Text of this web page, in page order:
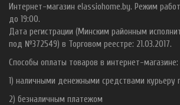
Интернет-магазин elassiohome.by. Режим
до 19:00.
Дата регистрации (Минским районным
под №372549) в Торговом реестре: 21.03.2017.
Способы оплаты товаров в интернет-магазине:
1) наличными денежными средствами курьеру
2) безналичным платежом